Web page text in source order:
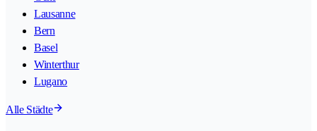
Lausanne
Bern
Basel
Winterthur
Lugano
Alle Städte